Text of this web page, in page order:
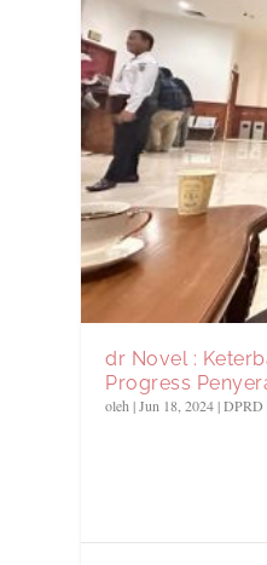
dr Novel :
Progress
oleh|Jun 18, 2024|DPRD